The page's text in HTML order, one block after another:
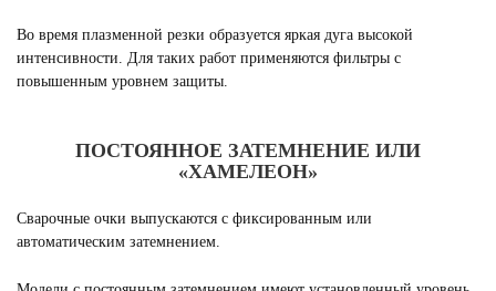
Во время плазменной резки образуется яркая дуга высокой
интенсивности. Для таких работ применяются фильтры с
повышенным уровнем защиты.
ПОСТОЯННОЕ ЗАТЕМНЕНИЕ ИЛИ
«ХАМЕЛЕОН»
Сварочные очки выпускаются с фиксированным или
автоматическим затемнением.